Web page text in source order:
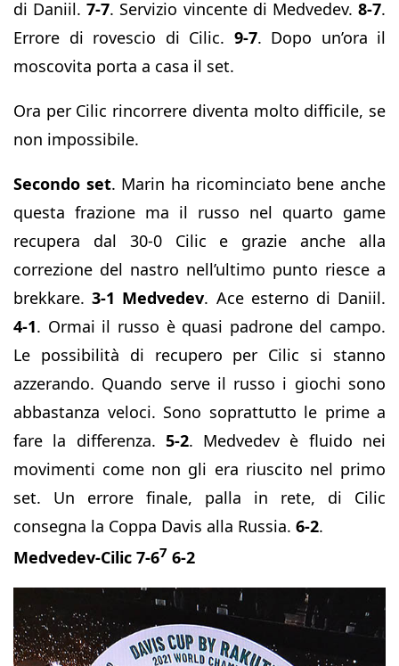
di Daniil.7-7. Servizio vincente di Medvedev.8-7.
Errore di rovescio di Cilic. 9-7. Dopo un’ora il
moscovita porta a casa il set.
Ora per Cilic rincorrere diventa molto difficile, se
non impossibile.
Secondo set. Marin ha ricominciato bene anche
questa frazione ma il russo nel quarto game
recupera dal 30-0 Cilic e grazie anche alla
correzione del nastro nell’ultimo punto riesce a
brekkare.3-1 Medvedev. Ace esterno di Daniil.
4-1. Ormai il russo è quasi padrone del campo.
Le possibilità di recupero per Cilic si stanno
azzerando. Quando serve il russo i giochi sono
abbastanza veloci. Sono soprattutto le prime a
fare la differenza. 5-2. Medvedev è fluido nei
movimenti come non gli era riuscito nel primo
set. Un errore finale, palla in rete, di Cilic
consegna la Coppa Davis alla Russia. 6-2.
Medvedev-Cilic 7-67 6-2